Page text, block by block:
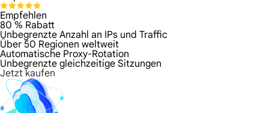
Empfehlen
80 % Rabatt
Unbegrenzte Anzahl an IPs und Traffic
Über 50 Regionen weltweit
Automatische Proxy-Rotation
Unbegrenzte gleichzeitige Sitzungen
Jetzt kaufen